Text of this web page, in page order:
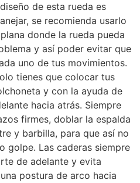
de esta rueda es
se recomienda usarlo
donde la rueda pueda
y así poder evitar que
uno de tus movimientos.
tienes que colocar tus
y con la ayuda de
hacia atrás. Siempre
firmes, doblar la espalda
y barbilla, para que así no
golpe. Las caderas siempre
de adelante y evita
postura de arco hacia